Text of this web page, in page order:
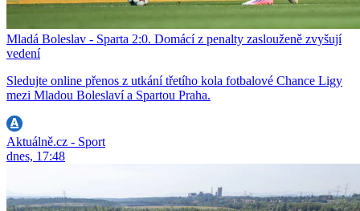
Mladá Boleslav - Sparta 2:0. Domácí z penalty zaslouženě zvyšují
vedení
Sledujte online přenos z utkání třetího kola fotbalové Chance Ligy
mezi Mladou Boleslaví a Spartou Praha.
Aktuálně.cz - Sport
dnes, 17:48